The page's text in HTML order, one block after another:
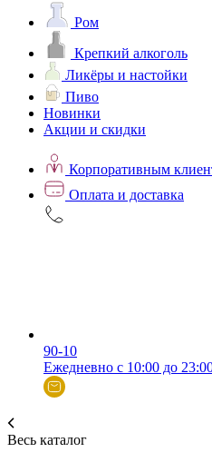
Ром
Крепкий алкоголь
Ликёры и настойки
Пиво
Новинки
Акции и скидки
Корпоративным
Оплата и доставка
90-10
Ежедневно с 10:00 до
Весь каталог